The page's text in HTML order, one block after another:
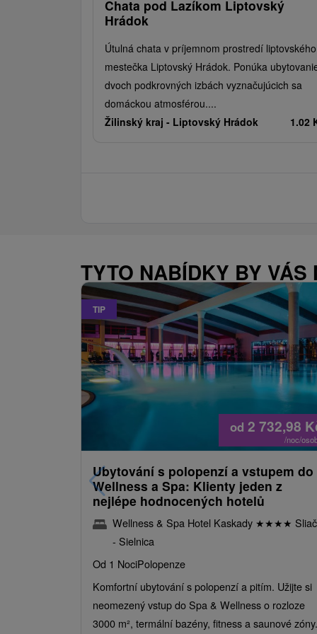
Chata pod Lazíkom Liptovský
Hrádok
Útulná chata v príjemnom prostredí liptovského
mestečka Liptovský Hrádok. Ponúka
dvoch podkrovných izbách vyznačujúcich sa
domáckou atmosférou....
Žilinský kraj - Liptovský Hrádok 1.02
TYTO NABÍDKY BY VÁS
TIP
od 2 732,98
/noc/
Ubytování s polopenzí a vstupem do
Wellness a Spa: Klienty jeden z
nejlépe hodnocených hotelů
Wellness & Spa Hotel Kaskady ★★★★ Sliač
- Sielnica
Od 1 NociPolopenze
Komfortní ubytování s polopenzí a pitím. Užijte si
neomezený vstup do Spa & Wellness o rozloze
3000 m², termální bazény, fitness a saunové zóny.